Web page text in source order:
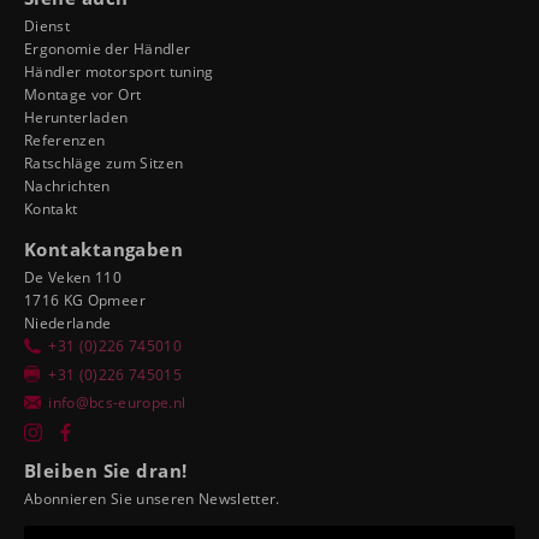
Dienst
Ergonomie der Händler
Händler motorsport tuning
Montage vor Ort
Herunterladen
Referenzen
Ratschläge zum Sitzen
Nachrichten
Kontakt
Kontaktangaben
De Veken 110
1716 KG Opmeer
Niederlande
+31 (0)226 745010
+31 (0)226 745015
info@bcs-europe.nl
Bleiben Sie dran!
Abonnieren Sie unseren Newsletter.